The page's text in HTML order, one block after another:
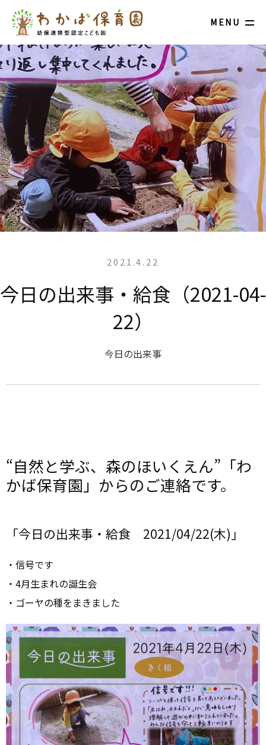
MENU
2021.4.22
今日の出来事・給食（2021-04-
22）
今日の出来事
“自然と学ぶ、森のほいくえん”「わ
かば保育園」からのご連絡です。
「今日の出来事・給食 2021/04/22(木)」
・信号です
・4月生まれの誕生会
・ゴーヤの種をまきました